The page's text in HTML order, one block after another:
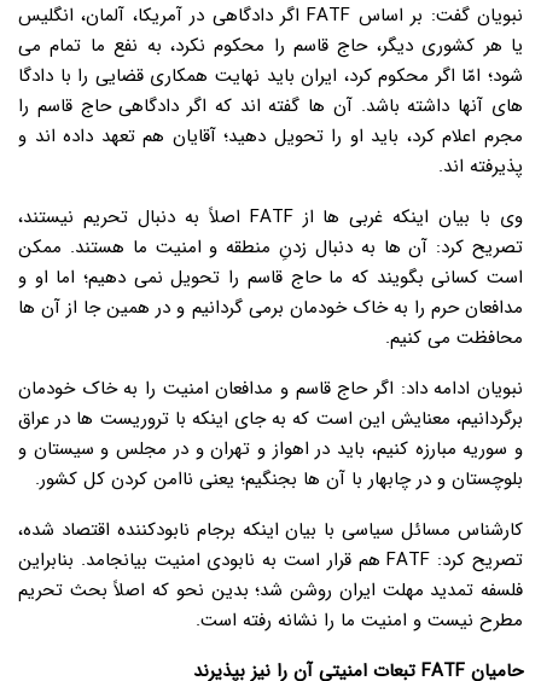
نبویان گفت: بر اساس FATF اگر دادگاهی در آمریکا، آلمان، انگلیس
یا هر کشوری دیگر، حاج قاسم را محکوم نکرد، به نفع ما تمام می
شود؛ امّا اگر محکوم کرد، ایران باید نهایت همکاری قضایی را با دادگا
های آنها داشته باشد. آن ها گفته اند که اگر دادگاهی حاج قاسم را
مجرم اعلام کرد، باید او را تحویل دهید؛ آقایان هم تعهد داده اند و
پذیرفته اند.
وی با بیان اینکه غربی ها از FATF اصلاً به دنبال تحریم نیستند،
تصریح کرد: آن ها به دنبال زدنِ منطقه و امنیت ما هستند. ممکن
است کسانی بگویند که ما حاج قاسم را تحویل نمی دهیم؛ اما او و
مدافعان حرم را به خاک خودمان برمی گردانیم و در همین جا از آن ها
محافظت می کنیم.
نبویان ادامه داد: اگر حاج قاسم و مدافعان امنیت را به خاک خودمان
برگردانیم، معنایش این است که به جای اینکه با تروریست ها در عراق
و سوریه مبارزه کنیم، باید در اهواز و تهران و در مجلس و سیستان و
بلوچستان و در چابهار با آن ها بجنگیم؛ یعنی ناامن کردن کل کشور.
کارشناس مسائل سیاسی با بیان اینکه برجام نابودکننده اقتصاد شده،
تصریح کرد: FATF هم قرار است به نابودی امنیت بیانجامد. بنابراین
فلسفه تمدید مهلت ایران روشن شد؛ بدین نحو که اصلاً بحث تحریم
مطرح نیست و امنیت ما را نشانه رفته است.
حامیان FATF تبعات امنیتی آن را نیز بپذیرند